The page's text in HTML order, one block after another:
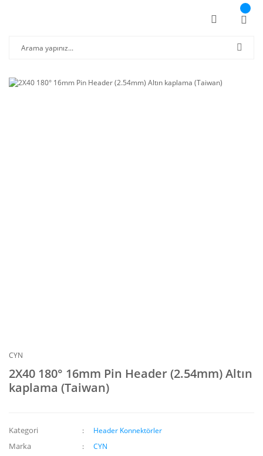
CYN
2X40 180° 16mm Pin Header (2.54mm) Altın
kaplama (Taiwan)
Kategori Header Konnektörler
Marka CYN